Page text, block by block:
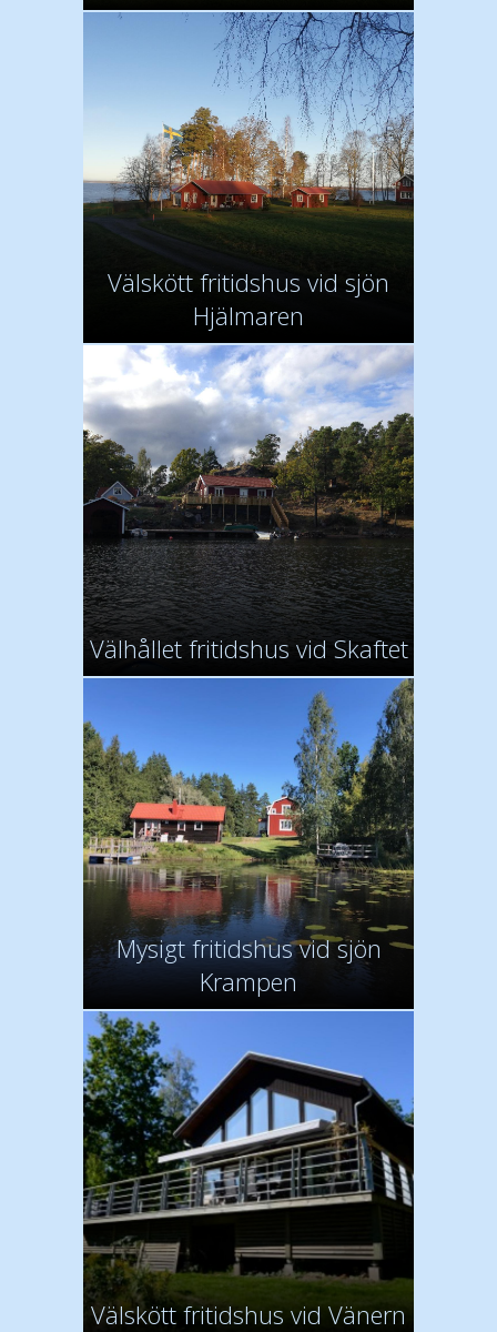
Välskött fritidshus vid sjön
Hjälmaren
Välhållet fritidshus vid Skaftet
Mysigt fritidshus vid sjön
Krampen
Välskött fritidshus vid Vänern